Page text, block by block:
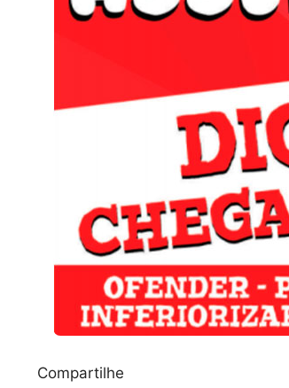
Compartilhe